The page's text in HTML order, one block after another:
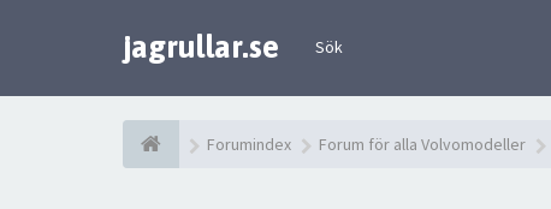
jagrullar.se Sök
Forumindex Forum för alla Volvomodeller